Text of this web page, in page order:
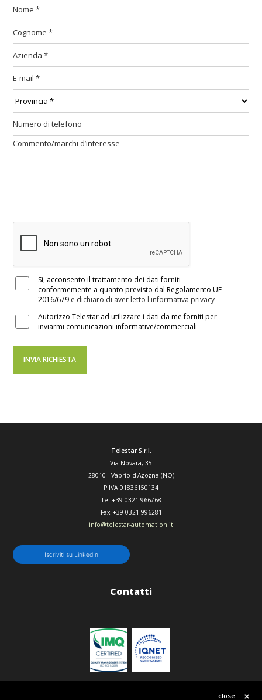
Si, acconsento il trattamento dei dati forniti
conformemente a quanto previsto dal Regolamento UE
2016/679 e dichiaro di aver letto l'informativa privacy
Autorizzo Telestar ad utilizzare i dati da me forniti per
inviarmi comunicazioni informative/commerciali
Contatti
Telestar S.r.l.
Via Novara, 35
28010 - Vaprio d'Agogna (NO)
P.IVA 01836150134
Tel +39 0321 966768
Fax +39 0321 996281
info@telestar-automation.it
Iscriviti su LinkedIn
close